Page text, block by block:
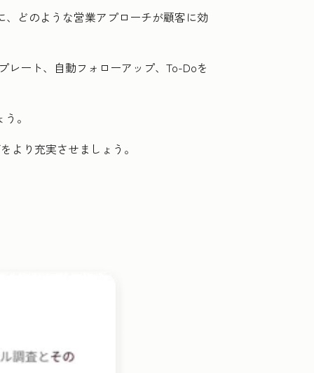
どのような営業アプローチが顧客に効
レート、自動フォローアップ、To-Doを
。
より充実させましょう。